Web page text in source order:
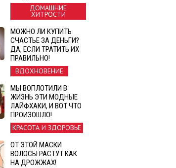
ДОМАШНИЕ
ХИТРОСТИ
МОЖНО ЛИ КУПИТЬ
СЧАСТЬЕ ЗА ДЕНЬГИ?
ДА, ЕСЛИ ТРАТИТЬ ИХ
ПРАВИЛЬНО!
ВДОХНОВЕНИЕ
МЫ ВОПЛОТИЛИ В
ЖИЗНЬ ЭТИ МОДНЫЕ
ЛАЙФХАКИ, И ВОТ ЧТО
ПРОИЗОШЛО!
КРАСОТА И ЗДОРОВЬЕ
ОТ ЭТОЙ МАСКИ
ВОЛОСЫ РАСТУТ КАК
НА ДРОЖЖАХ!